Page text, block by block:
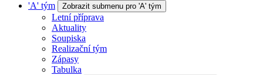
'A' tým
Zobrazit submenu pro 'A' tým
Letní příprava
Aktuality
Soupiska
Realizační tým
Zápasy
Tabulka